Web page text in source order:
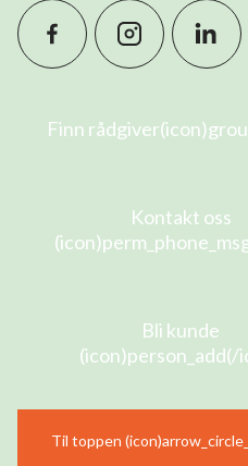
Finn
Kontakt oss
Bli kunde
(icon)person_add(/
Til toppen